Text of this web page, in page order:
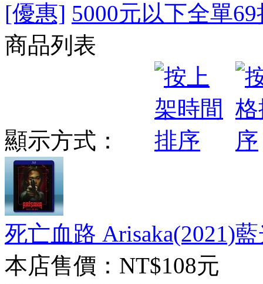
[優惠] 5000元以下全單69
商品列表
顯示方式：
死亡血路 Arisaka(2021)
本店售價： NT$108元